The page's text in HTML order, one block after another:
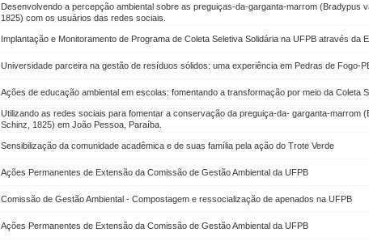
Desenvolvendo a percepção ambiental sobre as preguiças-da-garganta-marrom (Bradypus
1825) com os usuários das redes sociais.
Implantação e Monitoramento de Programa de Coleta Seletiva Solidária na UFPB através da
Universidade parceira na gestão de resíduos sólidos: uma experiência em Pedras de Fogo-
Ações de educação ambiental em escolas: fomentando a transformação por meio da Coleta
Utilizando as redes sociais para fomentar a conservação da preguiça-da- garganta-marrom
Schinz, 1825) em João Pessoa, Paraíba.
Sensibilização da comunidade acadêmica e de suas família pela ação do Trote Verde
Ações Permanentes de Extensão da Comissão de Gestão Ambiental da UFPB
Comissão de Gestão Ambiental - Compostagem e ressocialização de apenados na UFPB
Ações Permanentes de Extensão da Comissão de Gestão Ambiental da UFPB